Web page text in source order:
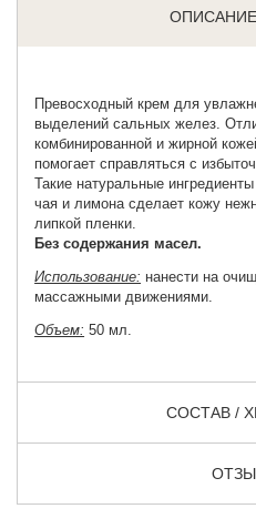
Превосходный крем для
выделений сальных желез.
комбинированной и жирной
помогает справляться с
Такие натуральные
чая и лимона сделает кожу
липкой пленки.
Без содержания масел.
Использование: нанести на
массажными движениями.
Объем: 50 мл.
СОСТАВ /